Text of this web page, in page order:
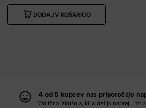
DODAJ V KOŠARICO
4 od 5 kupcev nas priporočajo
Odlična izkušnja, ki jo delijo naprej... to